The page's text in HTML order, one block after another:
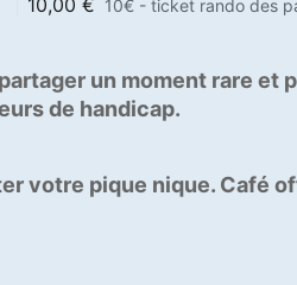
10,00 € 10€ - ticket rando des
un moment rare et
de handicap.
votre pique nique. Café